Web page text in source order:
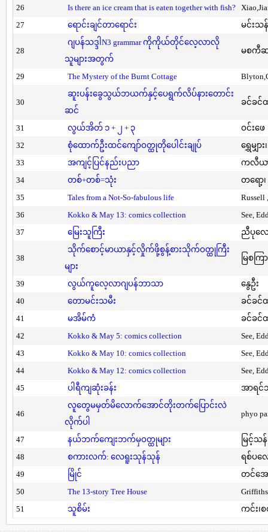
26
Is there an ice cream that is eaten together with fish?
27
ရောင်းချင်တာရောင်း မင်းသ
28
ဂျပန်သဒ္ဒါN3 grammar ကိုကိုယ်တိုင်လေ့လာလို
သူများအတွက်
မစကီ
29 The Mystery of the Burnt Cottage
30
ဆူးပန်းခွေသွယ်ဘယက်နှင့်ပေရွက်လိပ်နားတောင်း
ဆင်
ခင်ခင်
31 လွယ်အိတ် ၁ + ၂ + ၃
ဝင်းဖေ
32
စုံထောက်ဦးထင်ကျော်ဝတ္ထုတိုပေါင်းချုပ်
ရွှေမျှား
33
အကျင့်ပြင်နည်းပညာ
ကလီယာ
34
တစ်+တစ်=သုံး
တရော့၊
35
Tales from a Not-So-fabulous life
Russell
36
Kokko & May 13: comics collection
See,
37
မြေးသူကြီး ညီပုလေ
38
သိုက်စောင့်မာယာနှင့်လှိုက်ဖို့စွန့်စားသိုက်ဝတ္ထုကြီး
များ
မြစကြာ
39 လွယ်ကူလေ့လာဂျပန်ဘာသာ
နွေဦး
40
တောမင်းသမီး
ခင်ခင်
41
မအိမ်ကံ
ခင်ခင်
42
Kokko & May 5: comics collection
See,
43
Kokko & May 10: comics collection
See,
44
Kokko & May 12: comics collection
See,
45
ပါရီကျဆုံးခန်း အာရင်
46
လူတွေမမှတ်မိလောက်အောင်တိုးတက်ပြောင်းလဲ
လိုက်ပါ
phyo
47 နယ်ဘက်ကျေးဘက်မှဝတ္ထုများ
မြင့်သန်
48
စကားလက်: လေရူးသုန်သုန်
ရစ်ပလ
49
မြိုင်
တင်အေ
50
The 13-story Tree House
51
သူစိမ်း ကင်း၊